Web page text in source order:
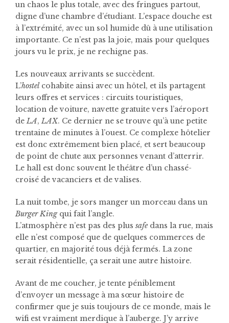
un chaos le plus totale, avec des fringues partout,
digne d’une chambre d’étudiant. L’espace douche est
à l’extrémité, avec un sol humide dû à une utilisation
importante. Ce n’est pas la joie, mais pour quelques
jours vu le prix, je ne rechigne pas.
Les nouveaux arrivants se succèdent.
L’hostelcohabite ainsi avec un hôtel, et ils partagent
leurs offres et services : circuits touristiques,
location de voiture, navette gratuite vers l’aéroport
deLA,LAX. Ce dernier ne se trouve qu’à une petite
trentaine de minutes à l’ouest. Ce complexe hôtelier
est donc extrêmement bien placé, et sert beaucoup
de point de chute aux personnes venant d’atterrir.
Le hall est donc souvent le théâtre d’un chassé-
croisé de vacanciers et de valises.
La nuit tombe, je sors manger un morceau dans un
Burger Kingqui fait l’angle.
L’atmosphère n’est pas des plus safedans la rue, mais
elle n’est composé que de quelques commerces de
quartier, en majorité tous déjà fermés. La zone
serait résidentielle, ça serait une autre histoire.
Avant de me coucher, je tente péniblement
d’envoyer un message à ma sœur histoire de
confirmer que je suis toujours de ce monde, mais le
wifi est vraiment merdique à l’auberge. J’y arrive